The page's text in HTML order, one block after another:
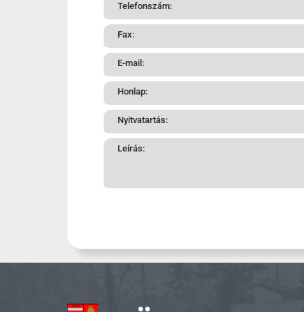
Telefonszám:
Fax:
E-mail:
Honlap:
Nyitvatartás:
Leírás: